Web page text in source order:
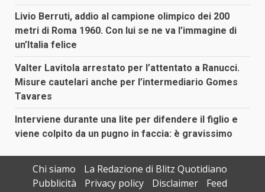
Livio Berruti, addio al campione olimpico dei 200
metri di Roma 1960. Con lui se ne va l’immagine di
un’Italia felice
Valter Lavitola arrestato per l’attentato a Ranucci.
Misure cautelari anche per l’intermediario Gomes
Tavares
Interviene durante una lite per difendere il figlio e
viene colpito da un pugno in faccia: è gravissimo
Chi siamo
La Redazione di Blitz Quotidiano
Pubblicità
Privacy policy Disclaimer Feed